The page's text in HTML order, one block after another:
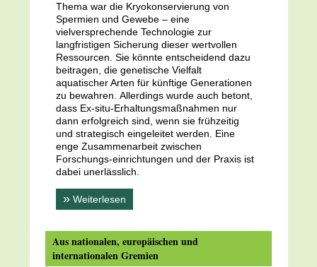
Thema war die Kryokonservierung von
Spermien und Gewebe – eine
vielversprechende Technologie zur
langfristigen Sicherung dieser wertvollen
Ressourcen. Sie könnte entscheidend dazu
beitragen, die genetische Vielfalt
aquatischer Arten für künftige Generationen
zu bewahren. Allerdings wurde auch betont,
dass Ex-situ-Erhaltungsmaßnahmen nur
dann erfolgreich sind, wenn sie frühzeitig
und strategisch eingeleitet werden. Eine
enge Zusammenarbeit zwischen
Forschungs-einrichtungen und der Praxis ist
dabei unerlässlich.
» Weiterlesen
Aus nationalen, europäischen und
internationalen Gremien